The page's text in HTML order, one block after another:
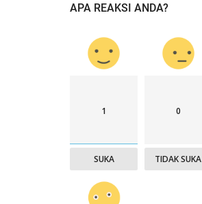
APA REAKSI ANDA?
1
SUKA
0
TIDAK SUKA